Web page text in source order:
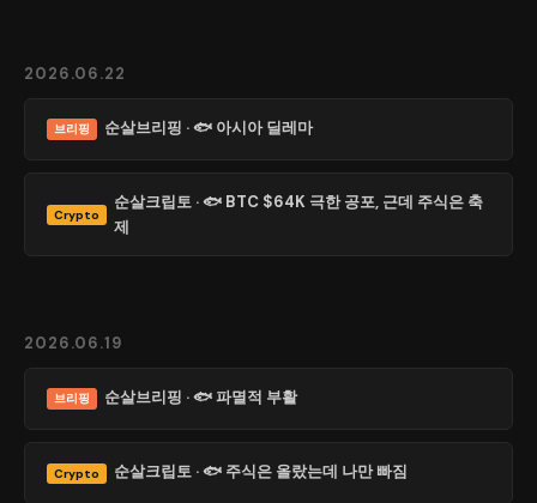
2026.06.22
브리핑 순살브리핑 · 🐟 아시아 딜레마
Crypto
순살크립토 · 🐟 BTC $64K 극한 공포, 근데 주식은 축
제
2026.06.19
브리핑 순살브리핑 · 🐟 파멸적 부활
Crypto 순살크립토 · 🐟 주식은 올랐는데 나만 빠짐